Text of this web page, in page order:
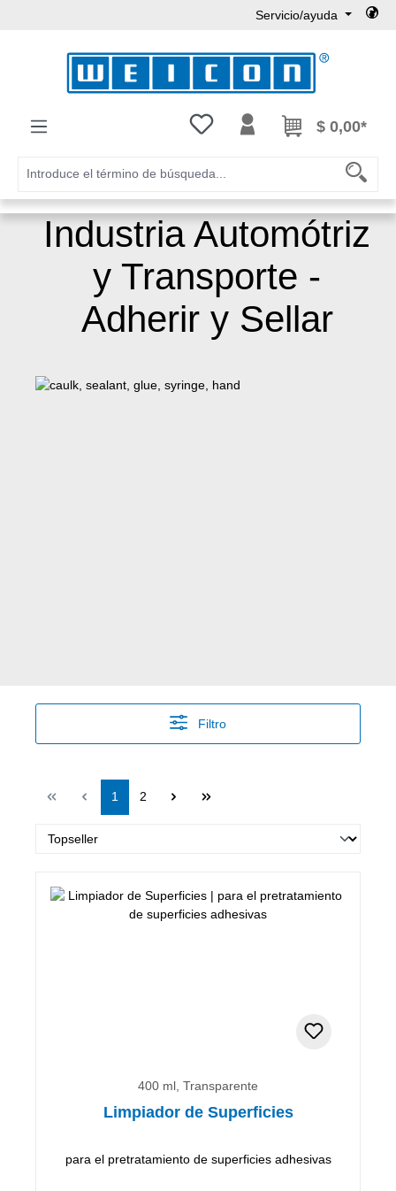
Servicio/ayuda
Tienes 0 artículos en tu lista de
$ 0,00*
Industria Automótriz
y Transporte -
Adherir y Sellar
Filtro
Página
1 Página
2
400 ml, Transparente
Limpiador de Superficies
para el pretratamiento de superficies adhesivas